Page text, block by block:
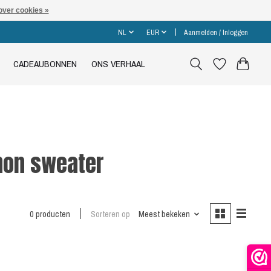
NL EUR Aanmelden / Inloggen
CADEAUBONNEN ONS VERHAAL
sweater
0 producten Sorteren op Meest bekeken
cookies »